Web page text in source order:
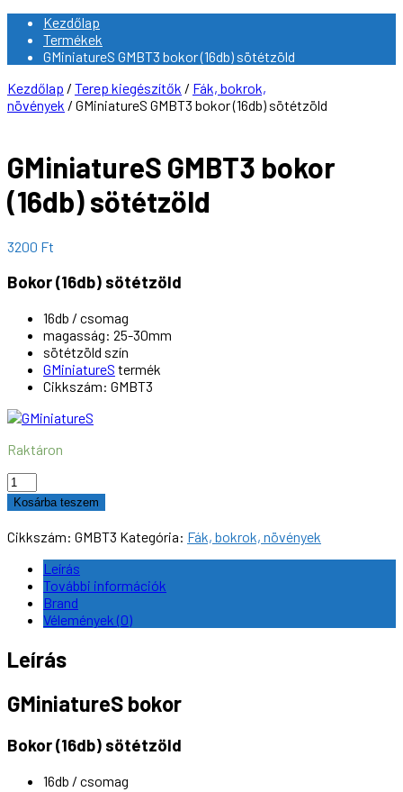
Kezdőlap
Termékek
GMiniatureS GMBT3 bokor (16db) sötétzöld
Kezdőlap / Terep kiegészítők / Fák, bokrok,
növények / GMiniatureS GMBT3 bokor (16db) sötétzöld
GMiniatureS GMBT3 bokor
(16db) sötétzöld
3200 Ft
Bokor (16db) sötétzöld
16db / csomag
magasság: 25-30mm
sötétzöld szín
GMiniatureS termék
Cikkszám: GMBT3
Raktáron
GMiniatureS
GMBT3
bokor
(16db)
sötétzöld
mennyiség
Kosárba teszem
Cikkszám: GMBT3 Kategória: Fák, bokrok, növények
Leírás
További információk
Brand
Vélemények (0)
Leírás
GMiniatureS bokor
Bokor (16db) sötétzöld
16db / csomag